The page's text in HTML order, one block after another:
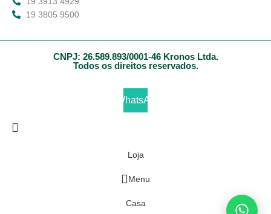
19 3805 9500
CNPJ: 26.589.893/0001-46 Kronos Ltda.
Todos os direitos reservados.
WhatsApp
Loja
Menu
Casa